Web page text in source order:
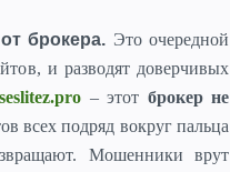
брокера. Это очередной
и разводят доверчивых
– этот брокер не
всех подряд вокруг пальца
Мошенники врут